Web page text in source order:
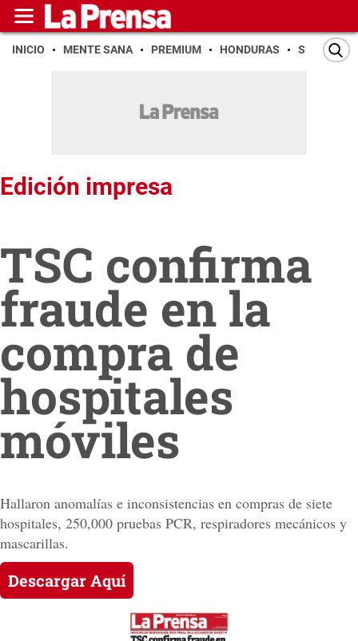
INICIO MENTE SANA PREMIUM HONDURAS SAN PEDRO
Edición impresa
TSC confirma
fraude en la
compra de
hospitales
móviles
Hallaron anomalías e inconsistencias en compras de siete
hospitales, 250,000 pruebas PCR, respiradores mecánicos y
mascarillas.
Descargar Aquí